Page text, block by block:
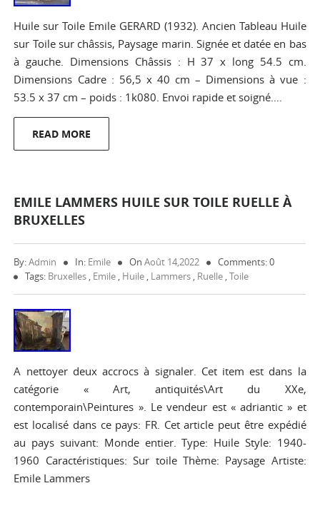
Huile sur Toile Emile GERARD (1932). Ancien Tableau Huile
sur Toile sur châssis, Paysage marin. Signée et datée en bas
à gauche. Dimensions Châssis : H 37 x long 54.5 cm.
Dimensions Cadre : 56,5 x 40 cm – Dimensions à vue :
53.5 x 37 cm – poids : 1k080. Envoi rapide et soigné….
READ MORE
EMILE LAMMERS HUILE SUR TOILE RUELLE À
BRUXELLES
By:Admin In: Emile OnAoût 14,2022
Comments: 0
Tags: Bruxelles , Emile , Huile , Lammers , Ruelle ,Toile
A nettoyer deux accrocs à signaler. Cet item est dans la
catégorie « Art, antiquités\Art du XXe,
contemporain\Peintures ». Le vendeur est « adriantic » et
est localisé dans ce pays: FR. Cet article peut être expédié
au pays suivant: Monde entier. Type: Huile Style: 1940-
1960 Caractéristiques: Sur toile Thème: Paysage Artiste:
Emile Lammers